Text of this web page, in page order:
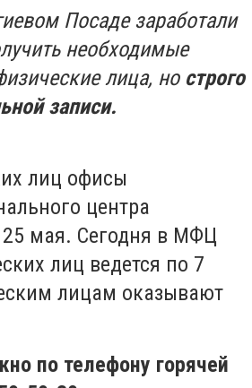
Посаде заработали
необходимые
лица, но строго
записи.
лиц офисы
центра
мая. Сегодня в МФЦ
лиц ведется по 7
лицам оказывают
по телефону горячей